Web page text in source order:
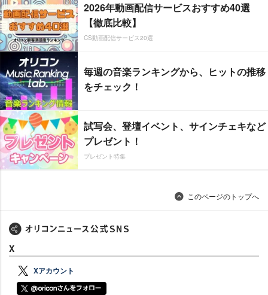
2026年動画配信サービスおすすめ40選
【徹底比較】
CS動画配信サービス20選
毎週の音楽ランキングから、ヒットの推移
をチェック！
試写会、登壇イベント、サインチェキなど
プレゼント！
プレゼント特集
このページのトップへ
X
Xアカウント